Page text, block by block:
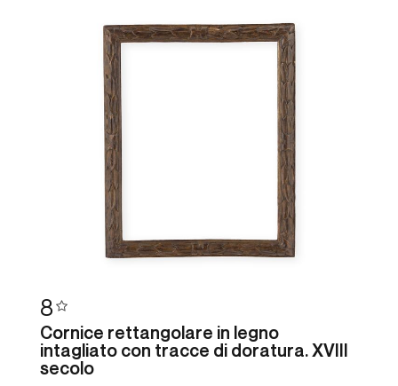
8
Cornice rettangolare in legno
intagliato con tracce di doratura. XVIII
secolo